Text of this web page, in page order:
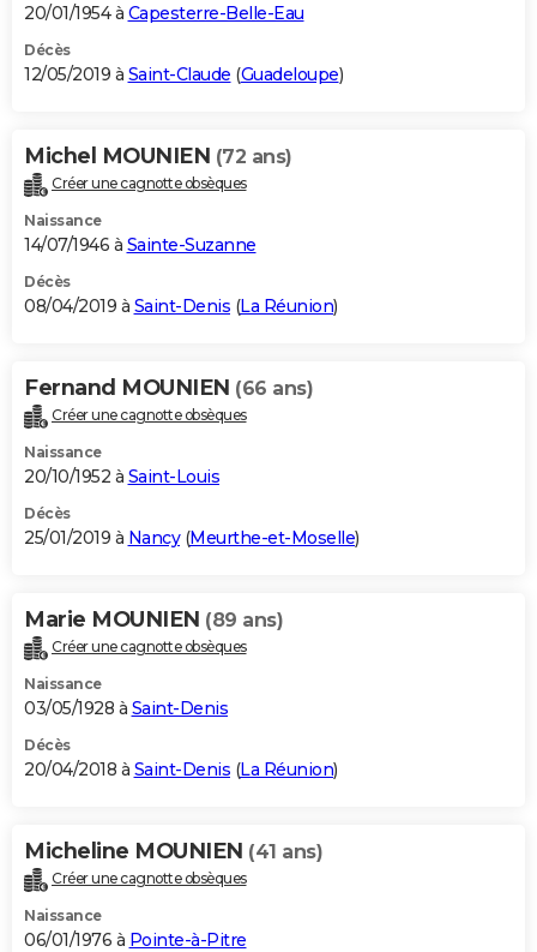
20/01/1954 à Capesterre-Belle-Eau
Décès
12/05/2019 à Saint-Claude (Guadeloupe)
Michel MOUNIEN (72 ans)
Créer une cagnotte obsèques
Naissance
14/07/1946 à Sainte-Suzanne
Décès
08/04/2019 à Saint-Denis (La Réunion)
Fernand MOUNIEN (66 ans)
Créer une cagnotte obsèques
Naissance
20/10/1952 à Saint-Louis
Décès
25/01/2019 à Nancy(Meurthe-et-Moselle)
Marie MOUNIEN (89 ans)
Créer une cagnotte obsèques
Naissance
03/05/1928 à Saint-Denis
Décès
20/04/2018 à Saint-Denis (La Réunion)
Micheline MOUNIEN (41 ans)
Créer une cagnotte obsèques
Naissance
06/01/1976 à Pointe-à-Pitre